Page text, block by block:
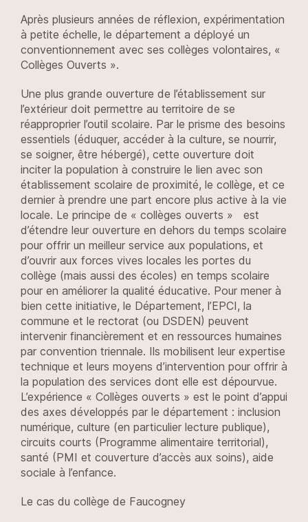
Après plusieurs années de réflexion, expérimentation
à petite échelle, le département a déployé un
conventionnement avec ses collèges volontaires, «
Collèges Ouverts ».
Une plus grande ouverture de l’établissement sur
l’extérieur doit permettre au territoire de se
réapproprier l’outil scolaire. Par le prisme des besoins
essentiels (éduquer, accéder à la culture, se nourrir,
se soigner, être hébergé), cette ouverture doit
inciter la population à construire le lien avec son
établissement scolaire de proximité, le collège, et ce
dernier à prendre une part encore plus active à la vie
locale. Le principe de « collèges ouverts » est
d’étendre leur ouverture en dehors du temps scolaire
pour offrir un meilleur service aux populations, et
d’ouvrir aux forces vives locales les portes du
collège (mais aussi des écoles) en temps scolaire
pour en améliorer la qualité éducative. Pour mener à
bien cette initiative, le Département, l’EPCI, la
commune et le rectorat (ou DSDEN) peuvent
intervenir financièrement et en ressources humaines
par convention triennale. Ils mobilisent leur expertise
technique et leurs moyens d’intervention pour offrir à
la population des services dont elle est dépourvue.
L’expérience « Collèges ouverts » est le point d’appui
des axes développés par le département : inclusion
numérique, culture (en particulier lecture publique),
circuits courts (Programme alimentaire territorial),
santé (PMI et couverture d’accès aux soins), aide
sociale à l’enfance.
Le cas du collège de Faucogney